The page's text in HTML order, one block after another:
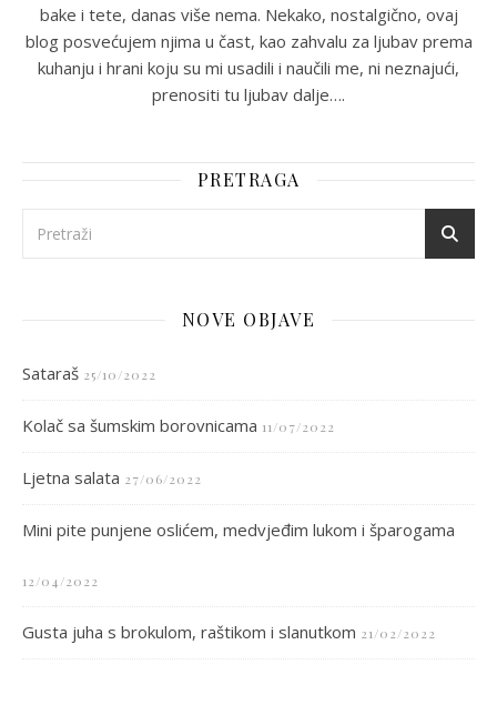
bake i tete, danas više nema. Nekako, nostalgično, ovaj
blog posvećujem njima u čast, kao zahvalu za ljubav prema
kuhanju i hrani koju su mi usadili i naučili me, ni neznajući,
prenositi tu ljubav dalje….
PRETRAGA
NOVE OBJAVE
Sataraš 25/10/2022
Kolač sa šumskim borovnicama 11/07/2022
Ljetna salata 27/06/2022
Mini pite punjene oslićem, medvjeđim lukom i šparogama
12/04/2022
Gusta juha s brokulom, raštikom i slanutkom 21/02/2022